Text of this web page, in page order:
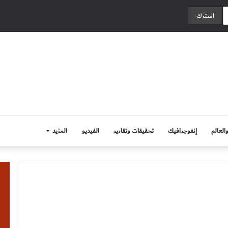
إنفوجرافيك تحقيقات وتقارير الفيديو المزيد